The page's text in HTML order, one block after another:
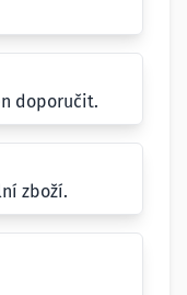
doporučit.
zboží.